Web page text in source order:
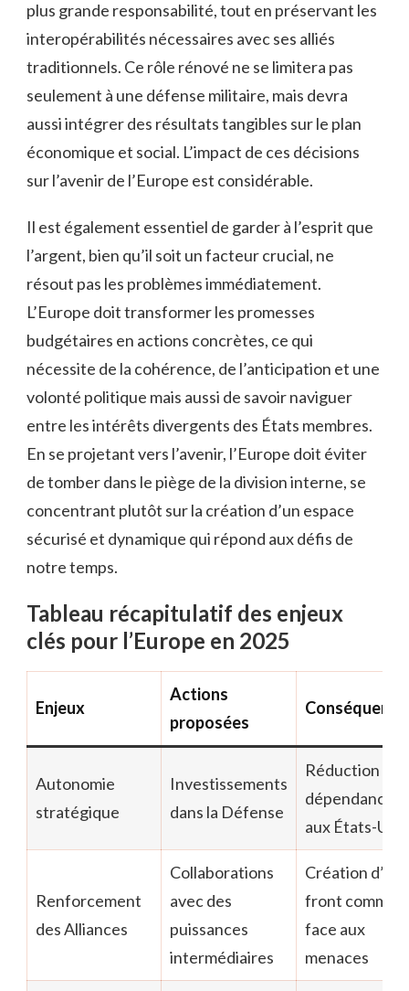
plus grande responsabilité, tout en préservant les
interopérabilités nécessaires avec ses alliés
traditionnels. Ce rôle rénové ne se limitera pas
seulement à une défense militaire, mais devra
aussi intégrer des résultats tangibles sur le plan
économique et social. L’impact de ces décisions
sur l’avenir de l’Europe est considérable.
Il est également essentiel de garder à l’esprit que
l’argent, bien qu’il soit un facteur crucial, ne
résout pas les problèmes immédiatement.
L’Europe doit transformer les promesses
budgétaires en actions concrètes, ce qui
nécessite de la cohérence, de l’anticipation et une
volonté politique mais aussi de savoir naviguer
entre les intérêts divergents des États membres.
En se projetant vers l’avenir, l’Europe doit éviter
de tomber dans le piège de la division interne, se
concentrant plutôt sur la création d’un espace
sécurisé et dynamique qui répond aux défis de
notre temps.
Tableau récapitulatif des enjeux
clés pour l’Europe en 2025
Enjeux
Actions
proposées
Autonomie
stratégique
Investissements
dans la Défense
Réduction de
dépendance
aux États-Unis
Renforcement
des Alliances
Collaborations
avec des
puissances
intermédiaires
Création d’un
front commun
face aux
menaces